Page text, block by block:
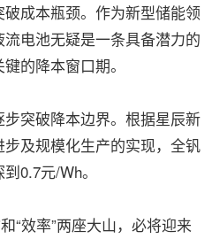
成本瓶颈。作为新型储能领
电池无疑是一条具备潜力的
的降本窗口期。
突破降本边界。根据星辰新
及规模化生产的实现，全钒
0.7元/Wh。
效率”两座大山，必将迎来